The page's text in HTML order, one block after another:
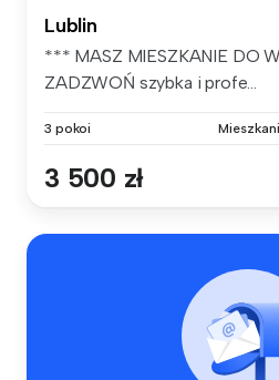
Lublin
*** MASZ MIESZKANIE DO
ZADZWOŃ szybka i profe...
3 pokoi
3 500 zł